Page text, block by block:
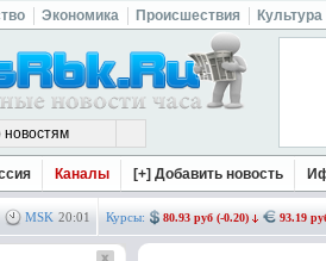
Экономика Происшествия Культура
Каналы [+] Добавить новость
MSK 20:01 Курсы: 80.93 руб (-0.20) 93.19